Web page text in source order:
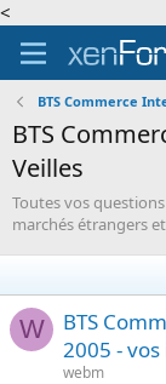
<
BTS Commerce
BTS
Veilles
Toutes vos
marchés étrangers
W
BTS
2005 -
webm